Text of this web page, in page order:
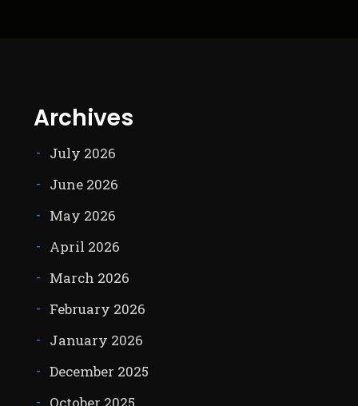
Archives
July 2026
June 2026
May 2026
April 2026
March 2026
February 2026
January 2026
December 2025